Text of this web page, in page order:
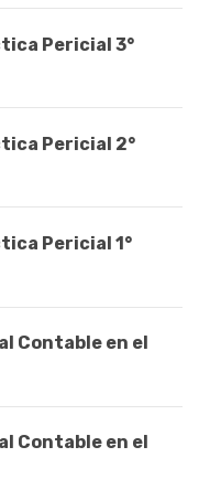
Pericial 3°
Pericial 2°
Pericial 1°
Contable en el
Contable en el